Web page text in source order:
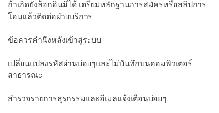
ถ้าเกิดยังล็อกอินมิได้ เตรียมหลักฐานการสมัครหรือสลิปการ
โอนแล้วติดต่อฝ่ายบริการ
ข้อควรคำนึงหลังเข้าสู่ระบบ
เปลี่ยนแปลงรหัสผ่านบ่อยๆและไม่บันทึกบนคอมพิวเตอร์
สาธารณะ
สำรวจรายการธุรกรรมและอีเมลแจ้งเตือนบ่อยๆ